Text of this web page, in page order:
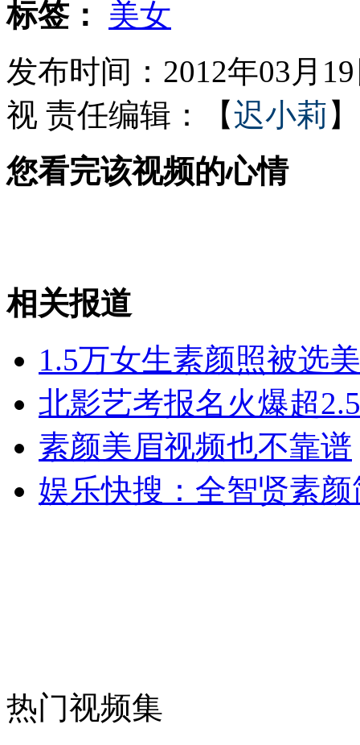
知名节目指中国网站抄袭点击率飙升
北京男篮创历史 马布里赛后痛哭
山西运城恶犬咬伤多人 警民合力深夜将其击毙
女孩北京地铁殴打老人 痛下狠手拳打脚踢
无痛分娩是否安全 医生回应
外交部：反对强权政治霸凌主义
标签：
美女
发布时间：2012年03月
视 责任编辑：【迟小莉 】
您看完该视频的心情
相关报道
1.5万女生素颜照被选
北影艺考报名火爆超
素颜美眉视频也不靠谱
娱乐快搜：全智贤素
热门视频集